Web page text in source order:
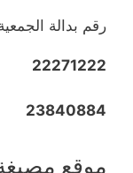
رقم بدالة
22271222
23840884
موقع